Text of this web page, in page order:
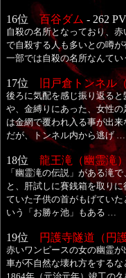
16位百谷ダム - 262 PV
自殺の名所となっており、
で自殺する人も多いとの噂が
一部では自殺の名所なんてい
17位 旧戸倉トンネル
後ろに気配を感じ振り返る
や、金縛りにあった、女性
は金網で覆われ入る事が出
だが、トンネル内から逃げ …
18位 龍王滝（幽霊滝
「幽霊滝の伝説」がある滝
と、肝試しに賽銭箱を取り
ていた子供の首がもげてい
いう「お勝ヶ池」もある …
19位 円護寺隧道（円
赤いワンピースの女の幽霊
車が不自然な壊れ方をする